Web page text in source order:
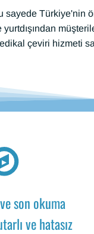
sayede Türkiye'nin
yurtdışından
çeviri hizmeti
son okuma
ve hatasız